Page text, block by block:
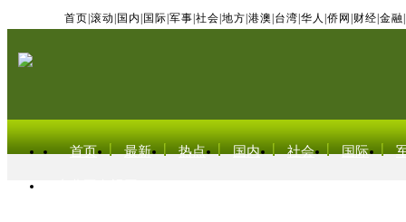
首页 滚动 国内 国际 军事 社会 地方 港澳 台湾 华人 侨网 财经 金融
首页 最新 热点 国内 社会 国际